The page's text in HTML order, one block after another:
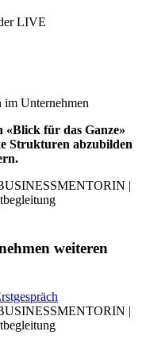
LIVE
Unternehmen
«Blick für das Ganze»
Strukturen abzubilden
weiteren